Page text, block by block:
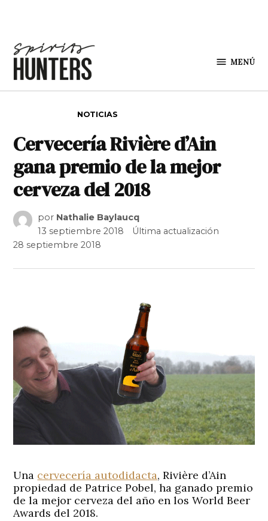
MENÚ
NOTICIAS
Cervecería Rivière d’Ain
gana premio de la mejor
cerveza del 2018
por Nathalie Baylaucq
13 septiembre 2018
Última actualización
28 septiembre 2018
Una cervecería autodidacta, Rivière d’Ain
propiedad de Patrice Pobel, ha ganado premio
de la mejor cerveza del año en los World Beer
Awards del 2018.